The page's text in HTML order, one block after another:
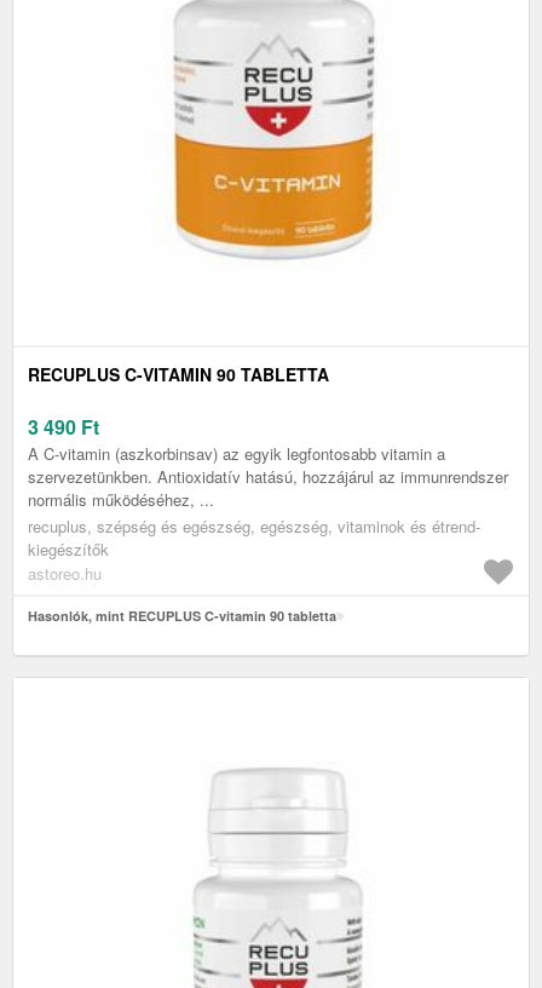
RECUPLUS C-VITAMIN 90 TABLETTA
3 490 Ft
A C-vitamin (aszkorbinsav) az egyik legfontosabb vitamin a
szervezetünkben. Antioxidatív hatású, hozzájárul az immunrendszer
normális működéséhez, ...
recuplus, szépség és egészség, egészség, vitaminok és étrend-
kiegészítők
astoreo.hu
Hasonlók, mint RECUPLUS C-vitamin 90 tabletta